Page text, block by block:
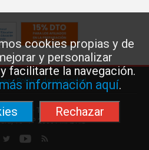
cookies propias y de
y personalizar
facilitarte la navegación.
información aquí.
Rechazar
·Política de privacidad
de USO · Teléfono: 91 577 41 13 ·
13 · 7º 28001 MADRID